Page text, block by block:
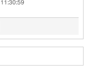
11:30:59